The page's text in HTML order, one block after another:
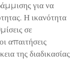
για να
Η ικανότητα
σε
απαιτήσεις
της διαδικασίας